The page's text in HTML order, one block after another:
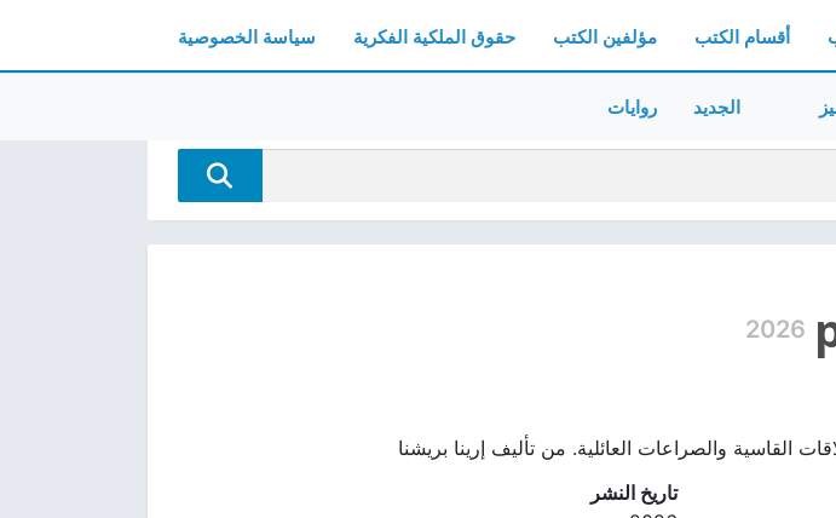
أقسام الكتب مؤلفين الكتب حقوق الملكية الفكرية سياسة الخصوصية
الجديد روايات
2026
تاريخ النشر